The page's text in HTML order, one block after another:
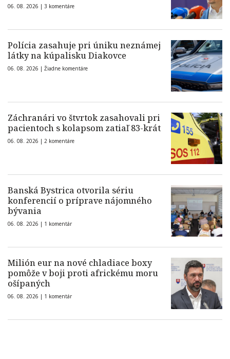
06. 08. 2026 | 3 komentáre
Polícia zasahuje pri úniku neznámej
látky na kúpalisku Diakovce
06. 08. 2026 | Žiadne komentáre
Záchranári vo štvrtok zasahovali pri
pacientoch s kolapsom zatiaľ 83-krát
06. 08. 2026 | 2 komentáre
Banská Bystrica otvorila sériu
konferencií o príprave nájomného
bývania
06. 08. 2026 | 1 komentár
Milión eur na nové chladiace boxy
pomôže v boji proti africkému moru
ošípaných
06. 08. 2026 | 1 komentár